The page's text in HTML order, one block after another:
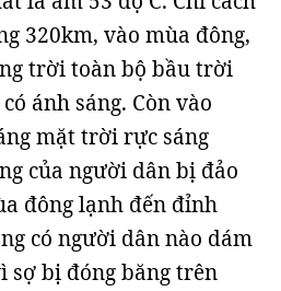
320km, vào mùa đông,
trời toàn bộ bầu trời
ánh sáng. Còn vào
mặt trời rực sáng
của người dân bị đảo
đông lạnh đến đỉnh
có người dân nào dám
sợ bị đóng băng trên